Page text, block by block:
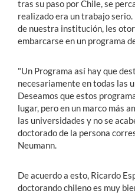
tras su paso por Chile, se
realizado era un trabajo
de nuestra institución, les
embarcarse en un programa
"Un Programa así hay que
necesariamente en todas las
Deseamos que estos
lugar, pero en un marco más
las universidades y no se
doctorado de la persona
Neumann.
De acuerdo a esto, Ricardo
doctorando chileno es muy